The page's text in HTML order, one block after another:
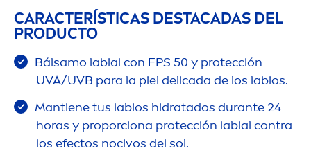
CARACTERÍSTICAS DESTACADAS DEL
PRODUCTO
Bálsamo labial con FPS 50 y protección
UVA/UVB para la piel delicada de los labios.
Mantiene tus labios hidratados durante 24
horas y proporciona protección labial contra
los efectos nocivos del sol.